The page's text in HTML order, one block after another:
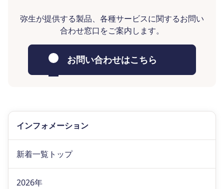
弥生が提供する製品、各種サービスに関するお問い
合わせ窓口をご案内します。
お問い合わせはこちら
インフォメーション
新着一覧トップ
2026年